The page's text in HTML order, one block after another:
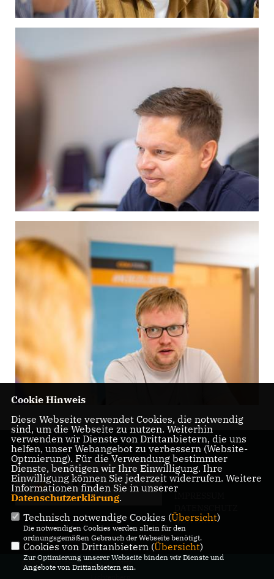
KONTAKT
@2026 CDU-Fraktion in der BVV
Cookie Hinweis
Diese Webseite verwendet Cookies, die notwendig
sind, um die Webseite zu nutzen. Weiterhin
verwenden wir Dienste von Drittanbietern, die uns
helfen, unser Webangebot zu verbessern (Website-
Optmierung). Für die Verwendung bestimmter
Dienste, benötigen wir Ihre Einwilligung. Ihre
Einwilligung können Sie jederzeit widerrufen. Weitere
Informationen finden Sie in unserer
Datenschutzerklärung.
Technisch notwendige Cookies (Übersicht)
Die notwendigen Cookies werden allein für den
ordnungsgemäßen Gebrauch der Webseite benötigt.
Cookies von Drittanbietern (Übersicht)
Zur Optimierung unserer Webseite binden wir Dienste und
Angebote von Drittanbietern ein.